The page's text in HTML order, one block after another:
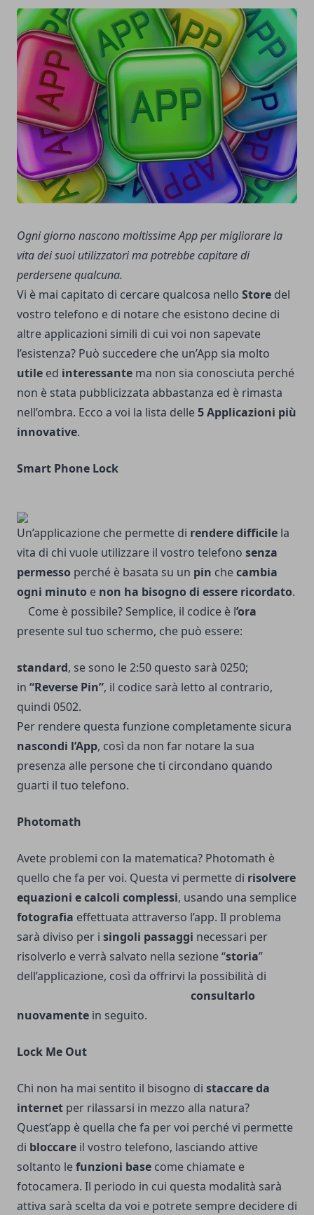
Ogni giorno nascono moltissime App per migliorare la
vita dei suoi utilizzatori ma potrebbe capitare di
perdersene qualcuna.
Vi è mai capitato di cercare qualcosa nello Store del
vostro telefono e di notare che esistono decine di
altre applicazioni simili di cui voi non sapevate
l’esistenza? Può succedere che un’App sia molto
utile ed interessante ma non sia conosciuta perché
non è stata pubblicizzata abbastanza ed è rimasta
nell’ombra. Ecco a voi la lista delle5 Applicazioni più
innovative.
Smart Phone Lock
Un’applicazione che permette di rendere difficile la
vita di chi vuole utilizzare il vostro telefono senza
permesso perché è basata su un pin checambia
ogni minuto e non ha bisogno di essere ricordato.
Come è possibile? Semplice, il codice è l’ora
presente sul tuo schermo, che può essere:
standard, se sono le 2:50 questo sarà 0250;
in “Reverse Pin”, il codice sarà letto al contrario,
quindi 0502.
Per rendere questa funzione completamente sicura
nascondi l’App, così da non far notare la sua
presenza alle persone che ti circondano quando
guarti il tuo telefono.
Photomath
Avete problemi con la matematica? Photomath è
quello che fa per voi. Questa vi permette di risolvere
equazioni e calcoli complessi, usando una semplice
fotografia effettuata attraverso l’app. Il problema
sarà diviso per i singoli passaggi necessari per
risolverlo e verrà salvato nella sezione “storia”
dell’applicazione, così da offrirvi la possibilità di
consultarlo
nuovamente in seguito.
Lock Me Out
Chi non ha mai sentito il bisogno di staccare da
internet per rilassarsi in mezzo alla natura?
Quest’app è quella che fa per voi perché vi permette
di bloccare il vostro telefono, lasciando attive
soltanto lefunzioni base come chiamate e
fotocamera. Il periodo in cui questa modalità sarà
attiva sarà scelta da voi e potrete sempre decidere di